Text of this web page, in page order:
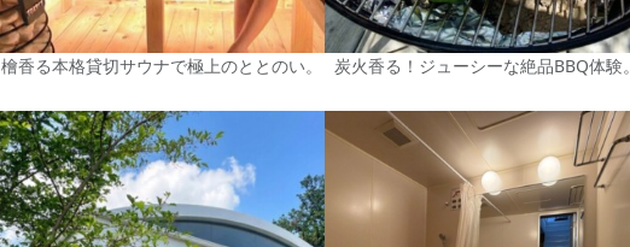
檜香る本格貸切サウナで極上のととのい。 炭火香る！ジューシーな絶品BBQ体験。